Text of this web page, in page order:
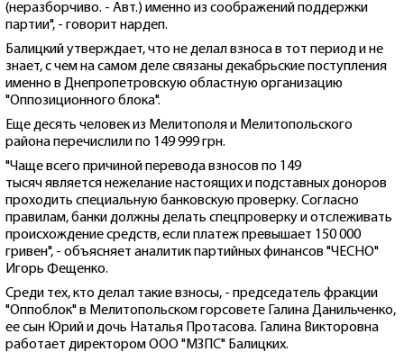
(неразборчиво. - Авт.) именно из соображений поддержки
партии", - говорит нардеп.
Балицкий утверждает, что не делал взноса в тот период и не
знает, с чем на самом деле связаны декабрьские поступления
именно в Днепропетровскую областную организацию
"Оппозиционного блока".
Еще десять человек из Мелитополя и Мелитопольского
района перечислили по 149 999 грн.
"Чаще всего причиной перевода взносов по 149
тысяч является нежелание настоящих и подставных доноров
проходить специальную банковскую проверку. Согласно
правилам, банки должны делать спецпроверку и отслеживать
происхождение средств, если платеж превышает 150 000
гривен", - объясняет аналитик партийных финансов "ЧЕСНО"
Игорь Фещенко.
Среди тех, кто делал такие взносы, - председатель фракции
"Оппоблок" в Мелитопольском горсовете Галина Данильченко,
ее сын Юрий и дочь Наталья Протасова. Галина Викторовна
работает директором ООО "МЗПС" Балицких.